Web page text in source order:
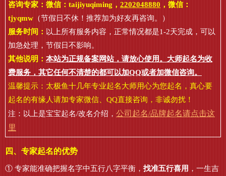
咨询专家：微信： taijiyuqiming ， 2202048880 ，微信：
tjyqmw （节假日不休！推荐加为好友再咨询。）
服务时间： 以上所有服务内容，正常情况都是1-2天完成，可以
加急处理，节假日不影响。
其他说明： 本站为正规备案网站，请放心使用。大师起名为收
费服务，其它任何不清楚的都可以加QQ或者加微信咨询。
温馨提示：太极鱼十几年专业起名大师用心为您起名，真心要
起名的有缘人请加专家微信、QQ直接咨询，非诚勿扰！
注：以上是宝宝起名/改名介绍， 公司起名/品牌起名请点击这
里
四、专家起名的优势
① 专家能准确把握名字中五行八字平衡， 找准五行喜用 ，一生吉